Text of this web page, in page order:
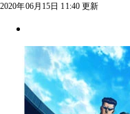
2020年06月15日 11:40 更新